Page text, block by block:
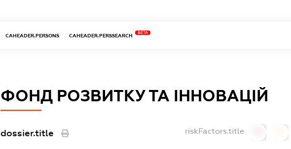
CAHEADER.PERSONS CAHEADER.PERSSEARCH
BETA
ФОНД РОЗВИТКУ ТА ІННОВАЦІЙ
dossier.title riskFactors.title